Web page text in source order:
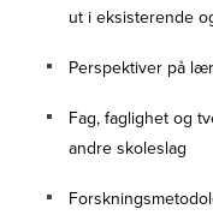
ut i eksisterende
Perspektiver på
Fag, faglighet og
andre skoleslag